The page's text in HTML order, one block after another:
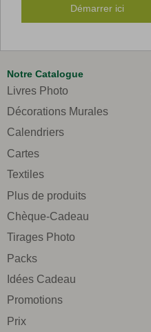
Démarrer ici
Notre Catalogue
Livres Photo
Décorations Murales
Calendriers
Cartes
Textiles
Plus de produits
Chèque-Cadeau
Tirages Photo
Packs
Idées Cadeau
Promotions
Prix